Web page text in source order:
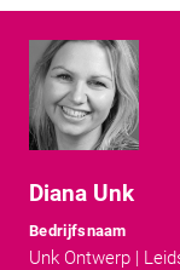
Diana Unk
Bedrijfsnaam
Unk Ontwerp |